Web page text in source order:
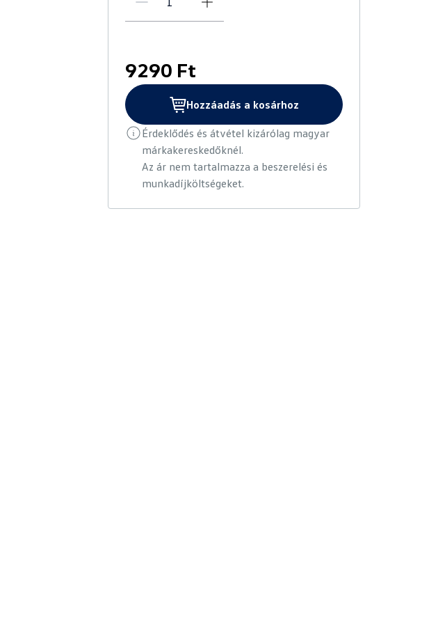
9290 Ft
Hozzáadás a kosárhoz
Érdeklődés és átvétel kizárólag magyar
márkakereskedőknél.
Az ár nem tartalmazza a beszerelési és
munkadíjköltségeket.